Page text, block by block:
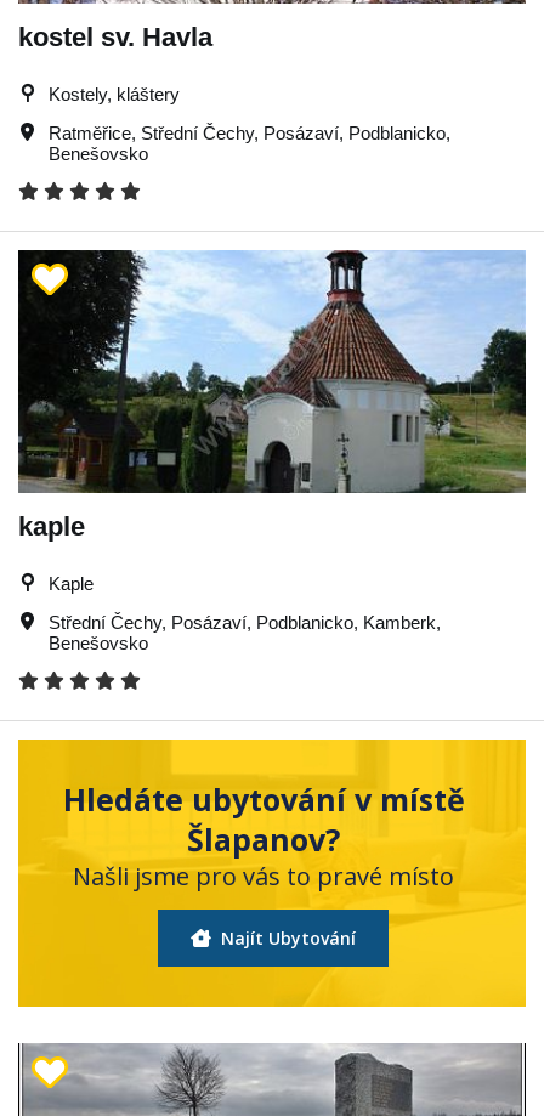
kostel sv. Havla
Kostely, kláštery
Ratměřice, Střední Čechy, Posázaví, Podblanicko,
Benešovsko
kaple
Kaple
Střední Čechy, Posázaví, Podblanicko, Kamberk,
Benešovsko
Hledáte ubytování v místě
Šlapanov?
Našli jsme pro vás to pravé místo
Najít Ubytování